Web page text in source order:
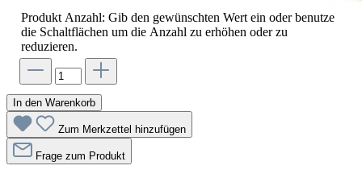
Produkt Anzahl: Gib den gewünschten Wert ein oder benutze
die Schaltflächen um die Anzahl zu erhöhen oder zu
reduzieren.
In den Warenkorb
Zum Merkzettel hinzufügen
Frage zum Produkt